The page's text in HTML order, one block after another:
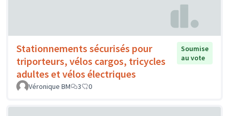
Stationnements sécurisés pour
triporteurs, vélos cargos, tricycles
adultes et vélos électriques
Soumise
au vote
Véronique BM 3 0